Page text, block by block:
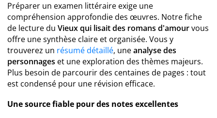
Préparer un examen littéraire exige une
compréhension approfondie des œuvres. Notre fiche
de lecture du Vieux qui lisait des romans d'amourvous
offre une synthèse claire et organisée. Vous y
trouverez un résumé détaillé, uneanalyse des
personnages et une exploration des thèmes majeurs.
Plus besoin de parcourir des centaines de pages : tout
est condensé pour une révision efficace.
Une source fiable pour des notes excellentes